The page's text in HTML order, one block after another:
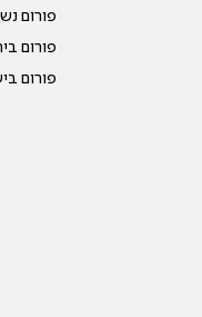
פורום
פורום
פורום